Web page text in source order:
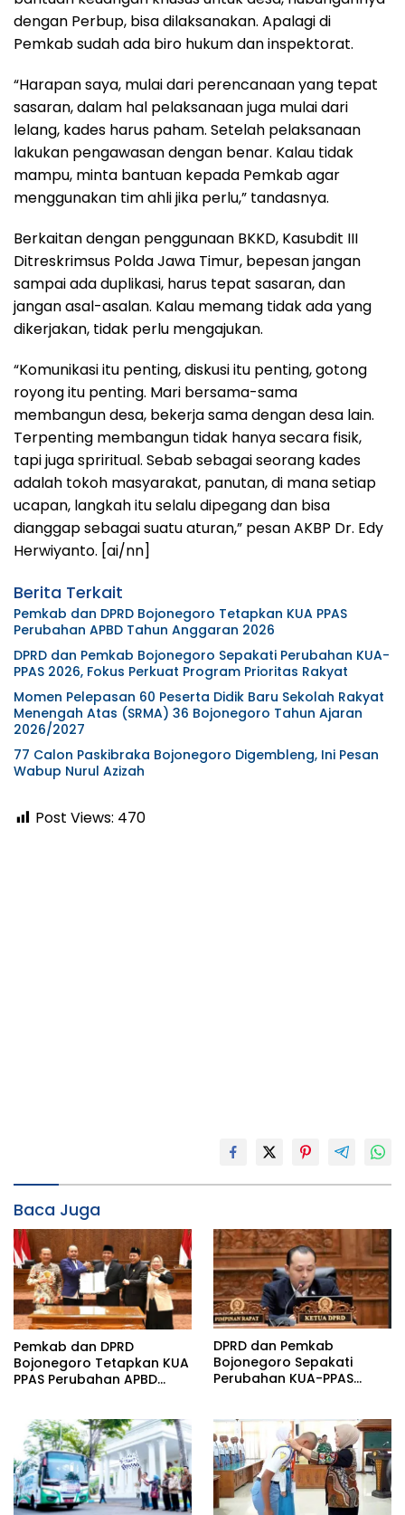
dengan Perbup, bisa dilaksanakan. Apalagi di
Pemkab sudah ada biro hukum dan inspektorat.
“Harapan saya, mulai dari perencanaan yang tepat
sasaran, dalam hal pelaksanaan juga mulai dari
lelang, kades harus paham. Setelah pelaksanaan
lakukan pengawasan dengan benar. Kalau tidak
mampu, minta bantuan kepada Pemkab agar
menggunakan tim ahli jika perlu,” tandasnya.
Berkaitan dengan penggunaan BKKD, Kasubdit III
Ditreskrimsus Polda Jawa Timur, bepesan jangan
sampai ada duplikasi, harus tepat sasaran, dan
jangan asal-asalan. Kalau memang tidak ada yang
dikerjakan, tidak perlu mengajukan.
“Komunikasi itu penting, diskusi itu penting, gotong
royong itu penting. Mari bersama-sama
membangun desa, bekerja sama dengan desa lain.
Terpenting membangun tidak hanya secara fisik,
tapi juga spriritual. Sebab sebagai seorang kades
adalah tokoh masyarakat, panutan, di mana setiap
ucapan, langkah itu selalu dipegang dan bisa
dianggap sebagai suatu aturan,” pesan AKBP Dr. Edy
Herwiyanto. [ai/nn]
Berita Terkait
Pemkab dan DPRD Bojonegoro Tetapkan KUA PPAS
Perubahan APBD Tahun Anggaran 2026
DPRD dan Pemkab Bojonegoro Sepakati Perubahan KUA-
PPAS 2026, Fokus Perkuat Program Prioritas Rakyat
Momen Pelepasan 60 Peserta Didik Baru Sekolah Rakyat
Menengah Atas (SRMA) 36 Bojonegoro Tahun Ajaran
2026/2027
77 Calon Paskibraka Bojonegoro Digembleng, Ini Pesan
Wabup Nurul Azizah
Post Views: 470
Baca Juga
Pemkab dan DPRD
Bojonegoro Tetapkan KUA
PPAS Perubahan APBD
DPRD dan Pemkab
Bojonegoro Sepakati
Perubahan KUA-PPAS